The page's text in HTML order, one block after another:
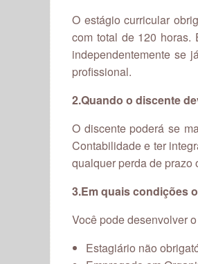
O estágio curricular
com total de 120 horas.
independentemente se
profissional.
2.Quando o discente
O discente poderá se
Contabilidade e ter
qualquer perda de prazo
3.Em quais condições
Você pode desenvolver
Estagiário não